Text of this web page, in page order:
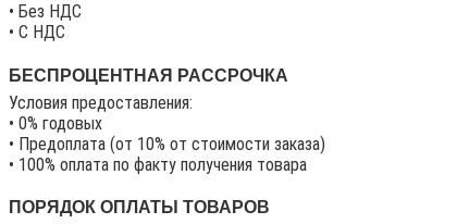
• Без НДС
• C НДС
БЕСПРОЦЕНТНАЯ РАССРОЧКА
Условия предоставления:
• 0% годовых
• Предоплата (от 10% от стоимости заказа)
• 100% оплата по факту получения товара
ПОРЯДОК ОПЛАТЫ ТОВАРОВ